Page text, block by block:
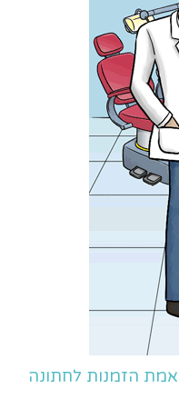
הזמנות לחתונה